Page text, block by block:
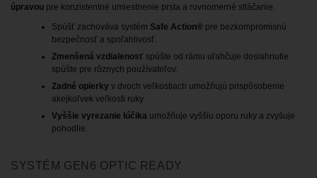
úpravou pre konzistentné umiestnenie prsta a rovnomerné stláčanie.
Spúšť zachováva systém Safe Action® pre bezkompromisnú
bezpečnosť a spoľahlivosť.
Zmenšená vzdialenosť spúšte od rámu uľahčuje dosiahnutie
spúšte pre rôznych používateľov.
Zadné opierky v dvoch veľkostiach umožňujú prispôsobenie
akejkoľvek veľkosti ruky.
Vyššie vyrezanie lúčika umožňuje vyššiu oporu ruky a zvyšuje
pohodlie.
SYSTÉM GEN6 OPTIC READY